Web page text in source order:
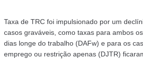
Taxa de TRC foi impulsionado por um
casos graváveis, como taxas para ambos
dias longe do trabalho (DAFw) e para os
emprego ou restrição apenas (DJTR)